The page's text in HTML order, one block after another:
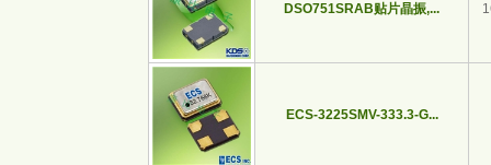
DSO751SRAB贴片晶振,...
ECS-3225SMV-333.3-G...